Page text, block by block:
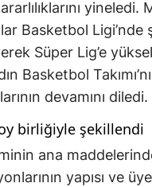
yineledi.
Basketbol Ligi’nde
Süper Lig’e
Basketbol
devamını diledi.
birliğiyle şekillendi
ana
yapısı ve üye